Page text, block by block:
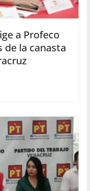
a Profeco
de la canasta